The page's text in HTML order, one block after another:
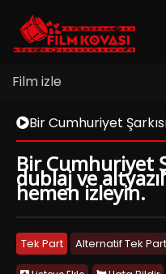
Film izle
Bir Cumhuriyet
Bir Cumhuriyet
dublaj ve
hemen izleyin.
Tek Part Alternatif Tek Part